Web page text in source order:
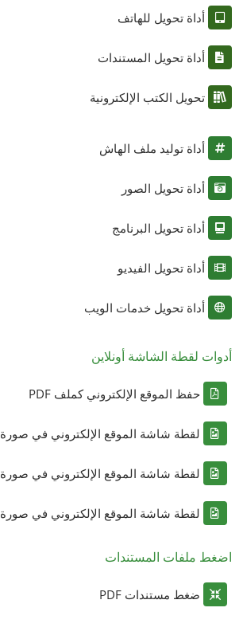
أداة تحويل للهاتف
أداة تحويل المستندات
تحويل الكتب الإلكترونية
أداة توليد ملف الهاش
أداة تحويل الصور
أداة تحويل البرنامج
أداة تحويل الفيديو
أداة تحويل خدمات الويب
أدوات لقطة الشاشة أونلاين
حفظ الموقع الإلكتروني كملف PDF
لقطة شاشة الموقع الإلكتروني في صورة JPG
لقطة شاشة الموقع الإلكتروني في صورة PNG
لقطة شاشة الموقع الإلكتروني في صورة TIFF
اضغط ملفات المستندات
ضغط مستندات PDF